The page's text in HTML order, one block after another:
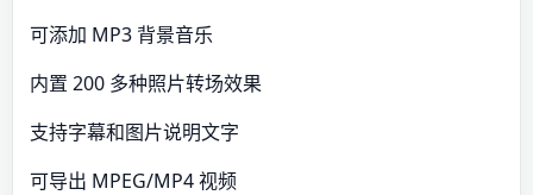
可添加 MP3 背景音乐
内置 200 多种照片转场效果
支持字幕和图片说明文字
可导出 MPEG/MP4 视频